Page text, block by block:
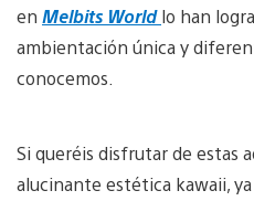
en Melbits World lo han
ambientación única y
conocemos.
Si queréis disfrutar de estas
alucinante estética kawaii,